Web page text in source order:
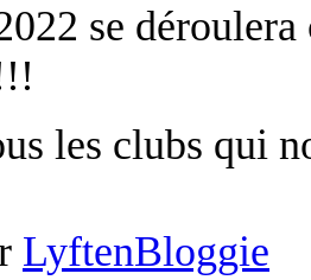
se déroulera
les clubs qui
LyftenBloggie